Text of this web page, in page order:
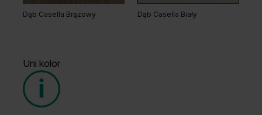
Dąb Casella Brązowy Dąb Casella Biały
Uni kolor